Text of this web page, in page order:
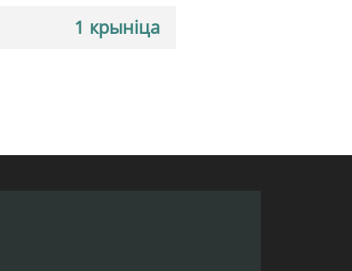
1 крыніца